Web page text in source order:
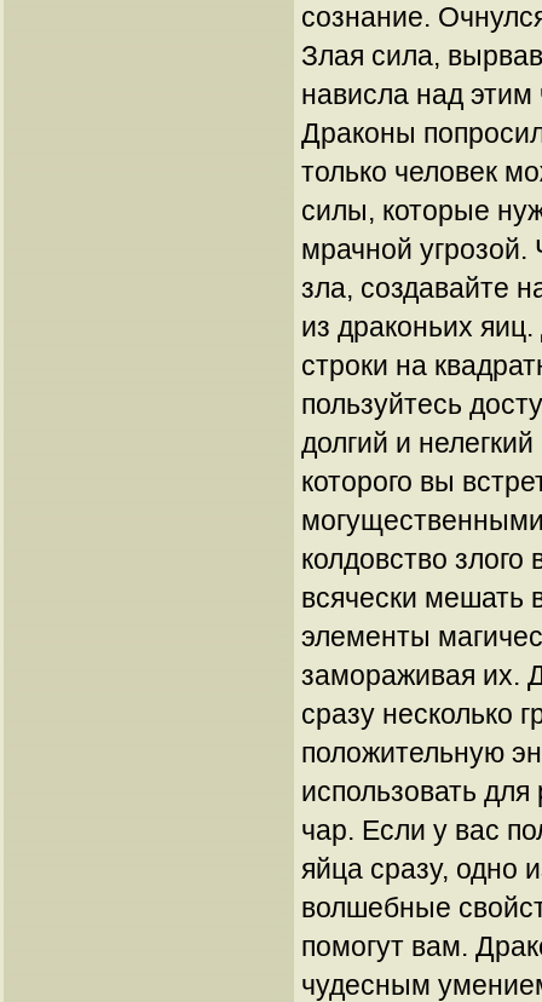
сознание.
Злая сила,
нависла над
Драконы
только человек
силы, которые
мрачной
зла, создавайте
из драконьих
строки на
пользуйтесь
долгий и
которого вы
колдовство
всячески мешать
элементы
замораживая их.
сразу несколько
положительную
использовать
чар. Если у вас
яйца сразу, одно
волшебные
помогут вам.
чудесным